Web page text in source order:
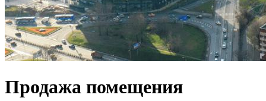
Продажа помещения